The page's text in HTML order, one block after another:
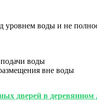
уровнем воды и не
воды
вне воды
дверей в деревянном